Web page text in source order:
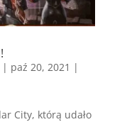
paź 20, 2021 |
City, którą udało